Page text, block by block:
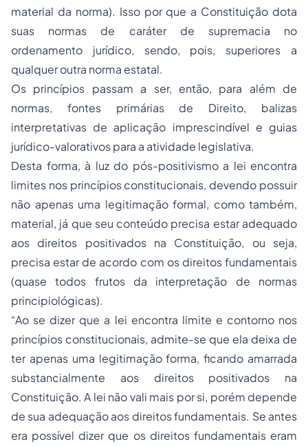
material da norma). Isso por que a Constituição dota
suas normas de caráter de supremacia no
ordenamento jurídico, sendo, pois, superiores a
qualquer outra norma estatal.
Os princípios passam a ser, então, para além de
normas, fontes primárias de Direito, balizas
interpretativas de aplicação imprescindível e guias
jurídico-valorativos para a atividade legislativa.
Desta forma, à luz do pós-positivismo a lei encontra
limites nos princípios constitucionais, devendo possuir
não apenas uma legitimação formal, como também,
material, já que seu conteúdo precisa estar adequado
aos direitos positivados na Constituição, ou seja,
precisa estar de acordo com os direitos fundamentais
(quase todos frutos da interpretação de normas
principiológicas).
“Ao se dizer que a lei encontra limite e contorno nos
princípios constitucionais, admite-se que ela deixa de
ter apenas uma legitimação forma, ficando amarrada
substancialmente aos direitos positivados na
Constituição. A lei não vali mais por si, porém depende
de sua adequação aos direitos fundamentais. Se antes
era possível dizer que os direitos fundamentais eram